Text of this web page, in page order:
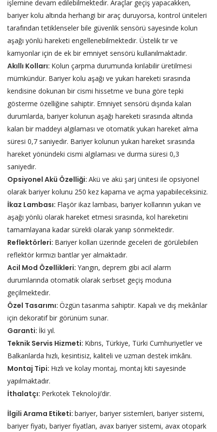
işlemine devam edilebilmektedir. Araçlar geçiş yapacakken,
bariyer kolu altında herhangi bir araç duruyorsa, kontrol üniteleri
tarafından tetiklenseler bile güvenlik sensörü sayesinde kolun
aşağı yönlü hareketi engellenebilmektedir. Üstelik tır ve
kamyonlar için de ek bir emniyet sensörü kullanılmaktadır.
Akıllı Kolları: Kolun çarpma durumunda kırılabilir üretilmesi
mümkündür. Bariyer kolu aşağı ve yukarı hareketi sırasında
kendisine dokunan bir cismi hissetme ve buna göre tepki
gösterme özelliğine sahiptir. Emniyet sensörü dışında kalan
durumlarda, bariyer kolunun aşağı hareketi sırasında altında
kalan bir maddeyi algılaması ve otomatik yukarı hareket alma
süresi 0,7 saniyedir. Bariyer kolunun yukarı hareket sırasında
hareket yönündeki cismi algılaması ve durma süresi 0,3
saniyedir.
Opsiyonel Akü Özelliği: Akü ve akü şarj ünitesi ile opsiyonel
olarak bariyer kolunu 250 kez kapama ve açma yapabileceksiniz.
İkaz Lambası: Flaşör ikaz lambası, bariyer kollarının yukarı ve
aşağı yönlü olarak hareket etmesi sırasında, kol hareketini
tamamlayana kadar sürekli olarak yanıp sönmektedir.
Reflektörleri: Bariyer kolları üzerinde geceleri de görülebilen
reflektör kırmızı bantlar yer almaktadır.
Acil Mod Özellikleri: Yangın, deprem gibi acil alarm
durumlarında otomatik olarak serbset geçiş moduna
geçilmektedir.
Özel Tasarımı: Özgün tasarıma sahiptir. Kapalı ve dış mekânlar
için dekoratif bir görünüm sunar.
Garanti: İki yıl.
Teknik Servis Hizmeti: Kıbrıs, Türkiye, Türki Cumhuriyetler ve
Balkanlarda hızlı, kesintisiz, kaliteli ve uzman destek imkânı.
Montaj Tipi: Hızlı ve kolay montaj, montaj kiti sayesinde
yapılmaktadır.
İthalatçı: Perkotek Teknoloji’dir.
İlgili Arama Etiketi: bariyer, bariyer sistemleri, bariyer sistemi,
bariyer fiyatı, bariyer fiyatları, avax bariyer sistemi, avax otopark